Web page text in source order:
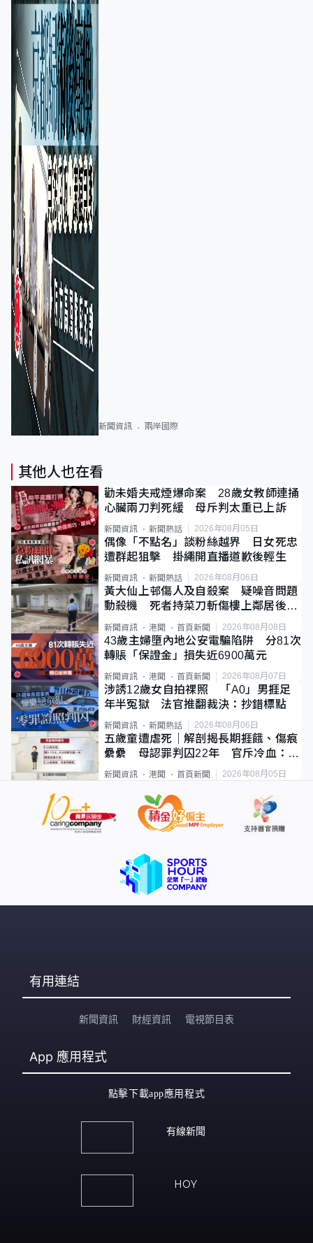
新聞資訊 兩岸國際
其他人也在看
勸未婚夫戒煙爆命案 28歲女教師連捅
心臟兩刀判死緩 母斥判太重已上訴
新聞資訊 新聞熱話 2026年08月05日
偶像「不點名」談粉絲越界 日女死忠
遭群起狙擊 掛繩開直播道歉後輕生
新聞資訊 新聞熱話 2026年08月06日
黃大仙上邨傷人及自殺案 疑噪音問題
動殺機 死者持菜刀斬傷樓上鄰居後墮
新聞資訊 港聞 首頁新聞 2026年08月08日
43歲主婦墮內地公安電騙陷阱 分81次
轉賬「保證金」損失近6900萬元
新聞資訊 港聞 首頁新聞 2026年08月07日
涉誘12歲女自拍祼照 「A0」男捱足
年半冤獄 法官推翻裁決：抄錯標點
新聞資訊 新聞熱話 2026年08月06日
五歲童遭虐死｜解剖揭長期捱餓、傷痕
纍纍 母認罪判囚22年 官斥冷血：同
類案最惡劣
新聞資訊 港聞 首頁新聞 2026年08月05日
有用連結
新聞資訊 財經資訊 電視節目表
App 應用程式
點擊下載app應用程式
有線新聞
HOY